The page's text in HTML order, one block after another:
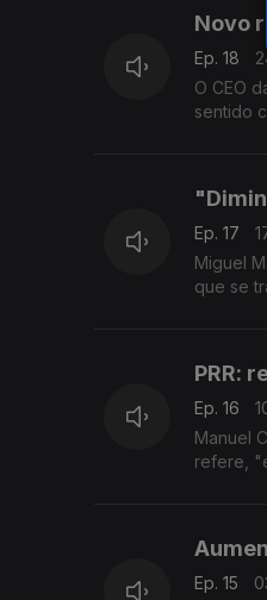
Novo
Ep. 18
O CEO
sentido
Ep. 17
Miguel
que se
PRR:
Ep. 16
Manuel
refere,
Ep. 15